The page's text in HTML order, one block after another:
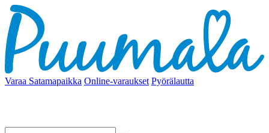
Varaa Satamapaikka Online-varaukset Pyörälautta